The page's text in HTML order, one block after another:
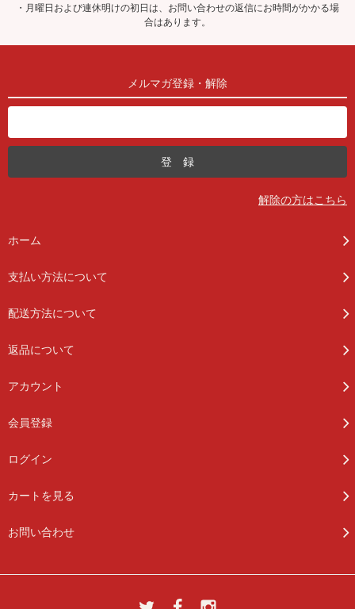
・月曜日および連休明けの初日は、お問い合わせの返信にお時間がかかる場
合はあります。
メルマガ登録・解除
解除の方はこちら
ホーム
支払い方法について
配送方法について
返品について
アカウント
会員登録
ログイン
カートを見る
お問い合わせ